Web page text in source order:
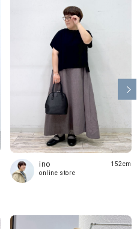
ino
online store
152cm